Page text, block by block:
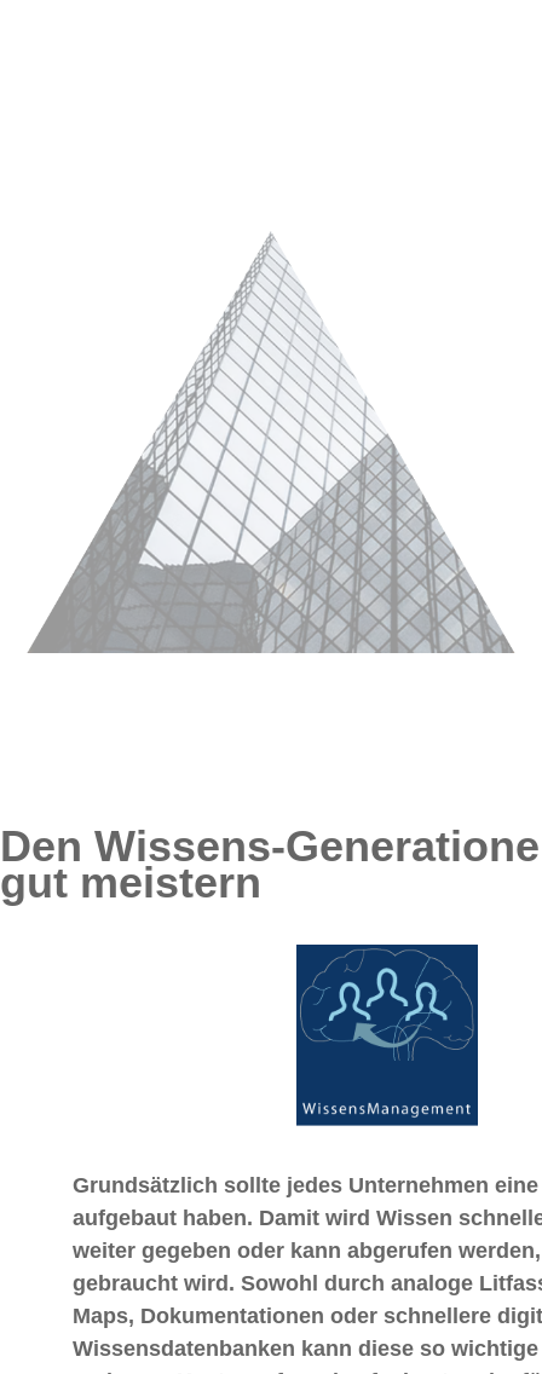
Den Wissens-
gut meistern
Grundsätzlich sollte jedes Unternehmen
aufgebaut haben. Damit wird Wissen
weiter gegeben oder kann abgerufen
gebraucht wird. Sowohl durch analoge
Maps, Dokumentationen oder schnellere
Wissensdatenbanken kann diese so